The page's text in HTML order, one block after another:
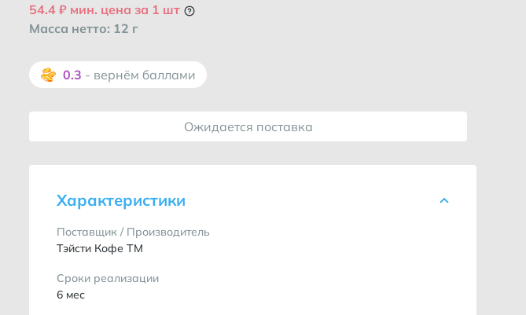
54.4 ₽ мин. цена за 1 шт
Масса нетто: 12 г
0.3 - вернём баллами
Ожидается поставка
Характеристики
Поставщик / Производитель
Тэйсти Кофе ТМ
Сроки реализации
6 мес